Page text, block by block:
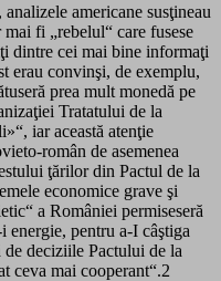
americane susţineau
fi „rebelul“ care fusese
dintre cei mai bine informaţi
erau convinşi, de exemplu,
prea mult monedă pe
Tratatului de la
iar această atenţie
român de asemenea
ţărilor din Pactul de la
economice grave şi
a României permiseseră
energie, pentru a-I câştiga
de deciziile Pactului de la
ceva mai cooperant“.2